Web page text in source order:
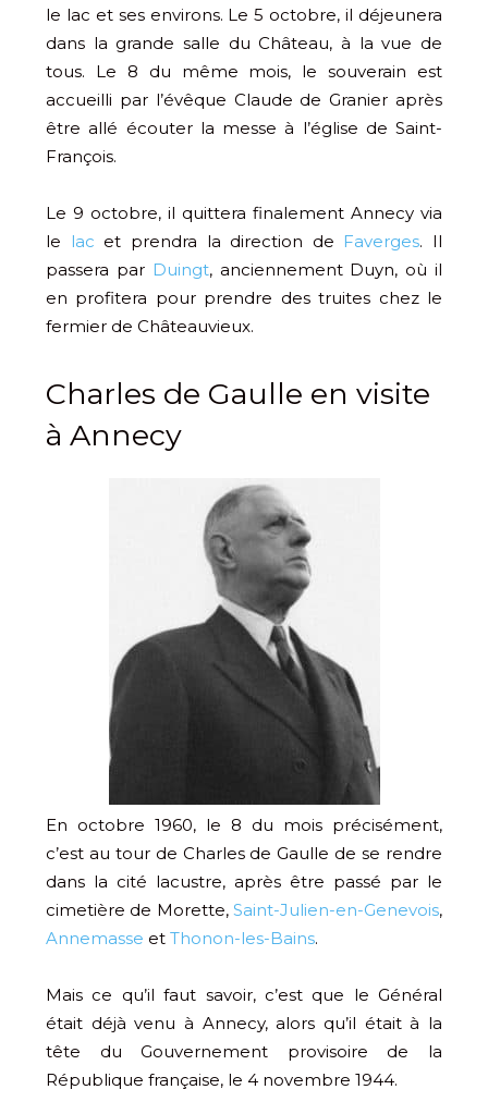
le lac et ses environs. Le 5 octobre, il déjeunera
dans la grande salle du Château, à la vue de
tous. Le 8 du même mois, le souverain est
accueilli par l’évêque Claude de Granier après
être allé écouter la messe à l’église de Saint-
François.
Le 9 octobre, il quittera finalement Annecy via
le
lac et prendra la direction de Faverges. Il
passera par Duingt, anciennement Duyn, où il
en profitera pour prendre des truites chez le
fermier de Châteauvieux.
Charles de Gaulle en visite
à Annecy
En octobre 1960, le 8 du mois précisément,
c’est au tour de Charles de Gaulle de se rendre
dans la cité lacustre, après être passé par le
cimetière de Morette, Saint-Julien-en-Genevois,
Annemasse et Thonon-les-Bains.
Mais ce qu’il faut savoir, c’est que le Général
était déjà venu à Annecy, alors qu’il était à la
tête du Gouvernement provisoire de la
République française, le 4 novembre 1944.